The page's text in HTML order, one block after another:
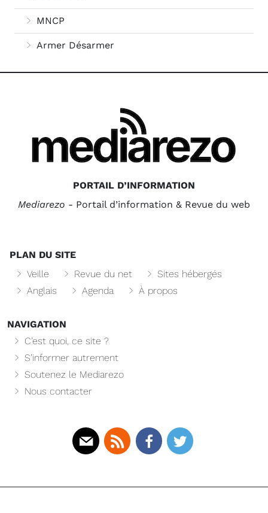
MNCP
Armer Désarmer
PORTAIL D’INFORMATION
Mediarezo - Portail d’information & Revue du web
PLAN DU SITE
Veille
Revue du net
Sites hébergés
Anglais
Agenda À propos
NAVIGATION
C’est quoi, ce site ?
S’informer autrement
Soutenez le Mediarezo
Nous contacter